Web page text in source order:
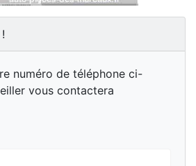
numéro de téléphone ci-
vous contactera